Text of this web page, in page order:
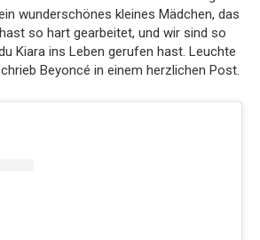
wunderschönes kleines Mädchen, das
so hart gearbeitet, und wir sind so
Kiara ins Leben gerufen hast. Leuchte
Beyoncé in einem herzlichen Post.